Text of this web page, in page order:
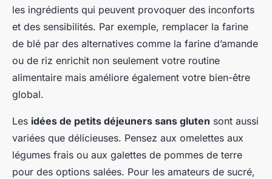
les ingrédients qui peuvent provoquer des inconforts
et des sensibilités. Par exemple, remplacer la farine
de blé par des alternatives comme la farine d’amande
ou de riz enrichit non seulement votre routine
alimentaire mais améliore également votre bien-être
global.
Les idées de petits déjeuners sans gluten sont aussi
variées que délicieuses. Pensez aux omelettes aux
légumes frais ou aux galettes de pommes de terre
pour des options salées. Pour les amateurs de sucré,